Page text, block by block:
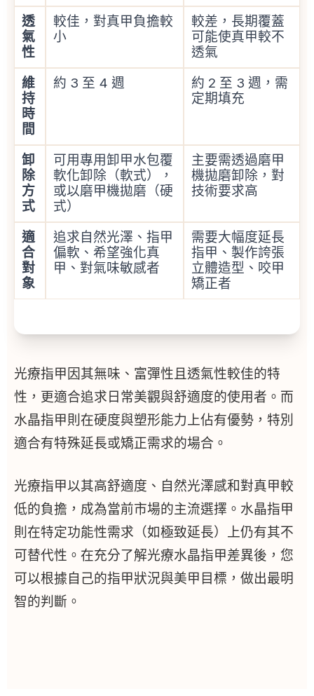
透
氣
性
較佳，對真甲負擔較
小
較差，長期覆蓋
可能使真甲較不
透氣
維
持
時
間
約 3 至 4 週
約 2 至 3 週，需
定期填充
卸
除
方
式
可用專用卸甲水包覆
軟化卸除（軟式），
或以磨甲機拋磨（硬
式）
主要需透過磨甲
機拋磨卸除，對
技術要求高
適
合
對
象
追求自然光澤、指甲
偏軟、希望強化真
甲、對氣味敏感者
需要大幅度延長
指甲、製作誇張
立體造型、咬甲
矯正者
光療指甲因其無味、富彈性且透氣性較佳的特
性，更適合追求日常美觀與舒適度的使用者。而
水晶指甲則在硬度與塑形能力上佔有優勢，特別
適合有特殊延長或矯正需求的場合。
光療指甲以其高舒適度、自然光澤感和對真甲較
低的負擔，成為當前市場的主流選擇。水晶指甲
則在特定功能性需求（如極致延長）上仍有其不
可替代性。在充分了解光療水晶指甲差異後，您
可以根據自己的指甲狀況與美甲目標，做出最明
智的判斷。